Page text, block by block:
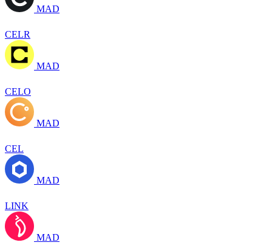
MAD
CELR
MAD
CELO
MAD
CEL
MAD
LINK
MAD